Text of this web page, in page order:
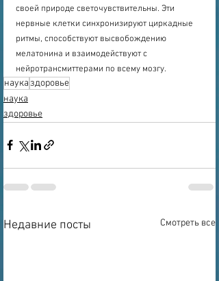
своей природе светочувствительны. Эти
нервные клетки синхронизируют циркадные
ритмы, способствуют высвобождению
мелатонина и взаимодействуют с
нейротрансмиттерами по всему мозгу.
науказдоровье
наука
здоровье
Недавние посты Смотреть все